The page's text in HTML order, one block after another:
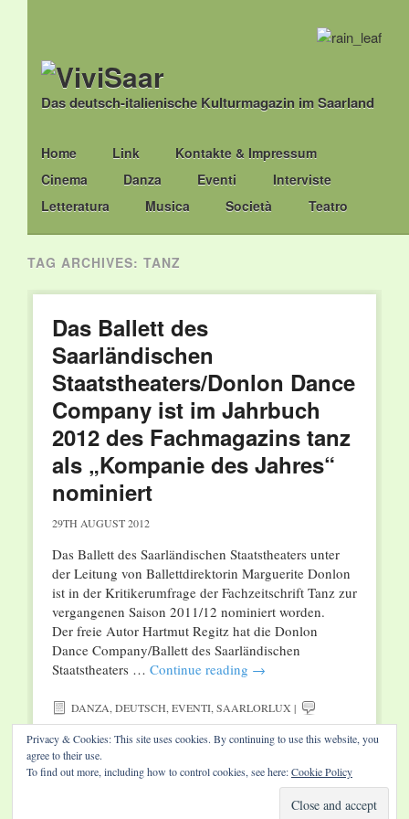
Das deutsch-italienische Kulturmagazin im Saarland
Main menu
Skip
to
content
Home Link
Kontakte & Impressum
Cinema
Danza Eventi
Interviste
Letteratura
Musica Società Teatro
TAG ARCHIVES: TANZ
Das Ballett des
Saarländischen
Staatstheaters/Donlon Dance
Company ist im Jahrbuch
2012 des Fachmagazins tanz
als „Kompanie des Jahres“
nominiert
29TH AUGUST 2012
Das Ballett des Saarländischen Staatstheaters unter
der Leitung von Ballettdirektorin Marguerite Donlon
ist in der Kritikerumfrage der Fachzeitschrift Tanz zur
vergangenen Saison 2011/12 nominiert worden.
Der freie Autor Hartmut Regitz hat die Donlon
Dance Company/Ballett des Saarländischen
Staatstheaters … Continue reading →
DANZA,DEUTSCH,EVENTI,SAARLORLUX |
Privacy & Cookies: This site uses cookies. By continuing to use this website, you
agree to their use.
To find out more, including how to control cookies, see here:Cookie Policy